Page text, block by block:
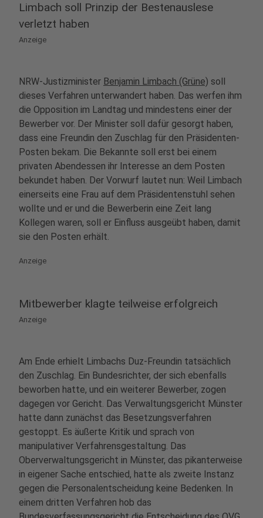
Limbach soll Prinzip der Bestenauslese
verletzt haben
Anzeige
NRW-Justizminister Benjamin Limbach (Grüne) soll
dieses Verfahren unterwandert haben. Das werfen ihm
die Opposition im Landtag und mindestens einer der
Bewerber vor. Der Minister soll dafür gesorgt haben,
dass eine Freundin den Zuschlag für den Präsidenten-
Posten bekam. Die Bekannte soll erst bei einem
privaten Abendessen ihr Interesse an dem Posten
bekundet haben. Der Vorwurf lautet nun: Weil Limbach
einerseits eine Frau auf dem Präsidentenstuhl sehen
wollte und er und die Bewerberin eine Zeit lang
Kollegen waren, soll er Einfluss ausgeübt haben, damit
sie den Posten erhält.
Anzeige
Mitbewerber klagte teilweise erfolgreich
Anzeige
Am Ende erhielt Limbachs Duz-Freundin tatsächlich
den Zuschlag. Ein Bundesrichter, der sich ebenfalls
beworben hatte, und ein weiterer Bewerber, zogen
dagegen vor Gericht. Das Verwaltungsgericht Münster
hatte dann zunächst das Besetzungsverfahren
gestoppt. Es äußerte Kritik und sprach von
manipulativer Verfahrensgestaltung. Das
Oberverwaltungsgericht in Münster, das pikanterweise
in eigener Sache entschied, hatte als zweite Instanz
gegen die Personalentscheidung keine Bedenken. In
einem dritten Verfahren hob das